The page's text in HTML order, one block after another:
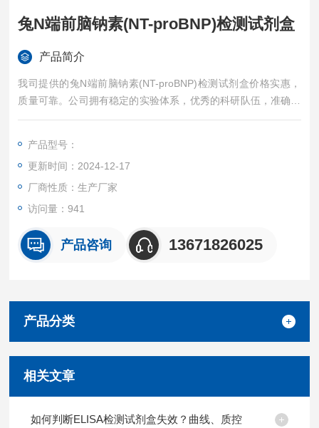
兔N端前脑钠素(NT-proBNP)检测试剂盒
产品简介
我司提供的兔N端前脑钠素(NT-proBNP)检测试剂盒价格实惠，
质量可靠。公司拥有稳定的实验体系，优秀的科研队伍，准确的
实验结果，是您值得信赖的合作伙伴，凡购买我司的试剂盒产品
产品型号：
更新时间：2024-12-17
厂商性质：生产厂家
访问量：941
产品咨询 13671826025
产品分类
相关文章
如何判断ELISA检测试剂盒失效？曲线、质控